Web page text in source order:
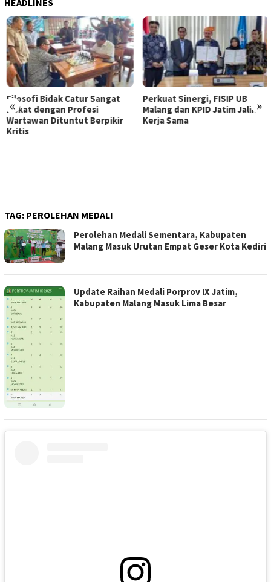
HEADLINES
« »
Filosofi Bidak Catur Sangat
Dekat dengan Profesi
Wartawan Dituntut Berpikir
Kritis
Perkuat Sinergi, FISIP UB
Malang dan KPID Jatim Jalin
Kerja Sama
TAG: PEROLEHAN MEDALI
Perolehan Medali Sementara, Kabupaten
Malang Masuk Urutan Empat Geser Kota Kediri
Update Raihan Medali Porprov IX Jatim,
Kabupaten Malang Masuk Lima Besar